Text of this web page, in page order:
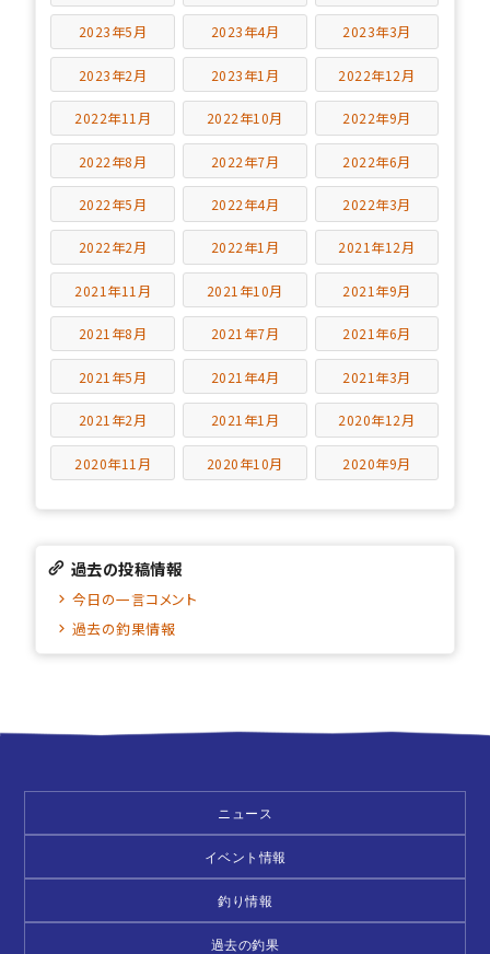
2023年5月 2023年4月 2023年3月
2023年2月 2023年1月 2022年12月
2022年11月 2022年10月 2022年9月
2022年8月 2022年7月 2022年6月
2022年5月 2022年4月 2022年3月
2022年2月 2022年1月 2021年12月
2021年11月 2021年10月 2021年9月
2021年8月 2021年7月 2021年6月
2021年5月 2021年4月 2021年3月
2021年2月 2021年1月 2020年12月
2020年11月 2020年10月 2020年9月
過去の投稿情報
今日の一言コメント
過去の釣果情報
ニュース
イベント情報
釣り情報
過去の釣果